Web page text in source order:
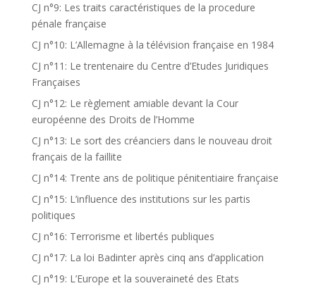
CJ n°9: Les traits caractéristiques de la procedure
pénale française
CJ n°10: L’Allemagne à la télévision française en 1984
CJ n°11: Le trentenaire du Centre d’Etudes Juridiques
Françaises
CJ n°12: Le règlement amiable devant la Cour
européenne des Droits de l’Homme
CJ n°13: Le sort des créanciers dans le nouveau droit
français de la faillite
CJ n°14: Trente ans de politique pénitentiaire française
CJ n°15: L’influence des institutions sur les partis
politiques
CJ n°16: Terrorisme et libertés publiques
CJ n°17: La loi Badinter après cinq ans d’application
CJ n°19: L’Europe et la souveraineté des Etats